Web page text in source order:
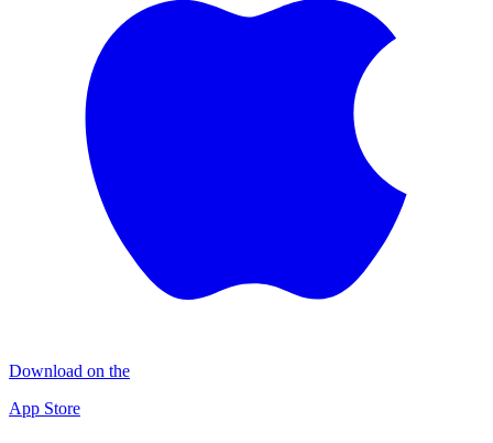
Download on the
App Store